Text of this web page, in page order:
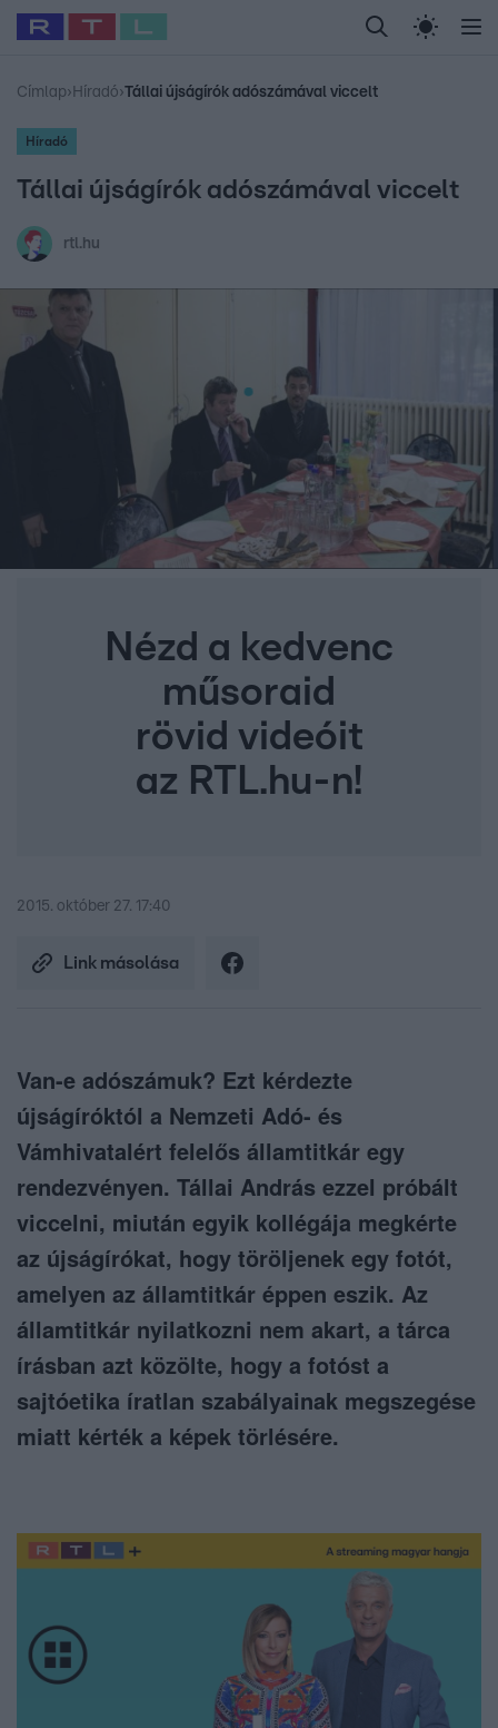
Legfrissebb RTL Híradó Randi Celeb vagyok,
Babits Marcella Most Wanted Gallusz
Címlap› Híradó›Tállai újságírók adószámával viccelt
Híradó
Tállai újságírók adószámával viccelt
rtl.hu
Nézd a kedvenc
műsoraid
rövid videóit
az RTL.hu-n!
2015. október 27. 17:40
Link másolása
Van-e adószámuk? Ezt kérdezte
újságíróktól a Nemzeti Adó- és
Vámhivatalért felelős államtitkár egy
rendezvényen. Tállai András ezzel próbált
viccelni, miután egyik kollégája megkérte
az újságírókat, hogy töröljenek egy fotót,
amelyen az államtitkár éppen eszik. Az
államtitkár nyilatkozni nem akart, a tárca
írásban azt közölte, hogy a fotóst a
sajtóetika íratlan szabályainak megszegése
miatt kérték a képek törlésére.